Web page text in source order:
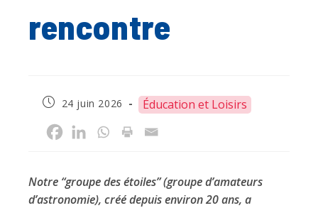
rencontre
Publication
24 juin 2026 Éducation et Loisirs
Notre “groupe des étoiles” (groupe d’amateurs
d’astronomie), créé depuis environ 20 ans, a